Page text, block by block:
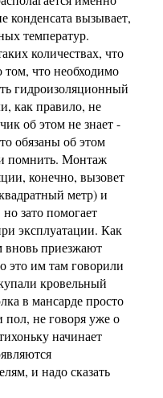
конденсата вызывает,
температур.
количествах, что
том, что необходимо
гидроизоляционный
как правило, не
об этом не знает -
обязаны об этом
помнить. Монтаж
конечно, вызовет
метр) и
зато помогает
эксплуатации. Как
вновь приезжают
это им там говорили
кровельный
в мансарде просто
пол, не говоря уже о
начинает
и надо сказать